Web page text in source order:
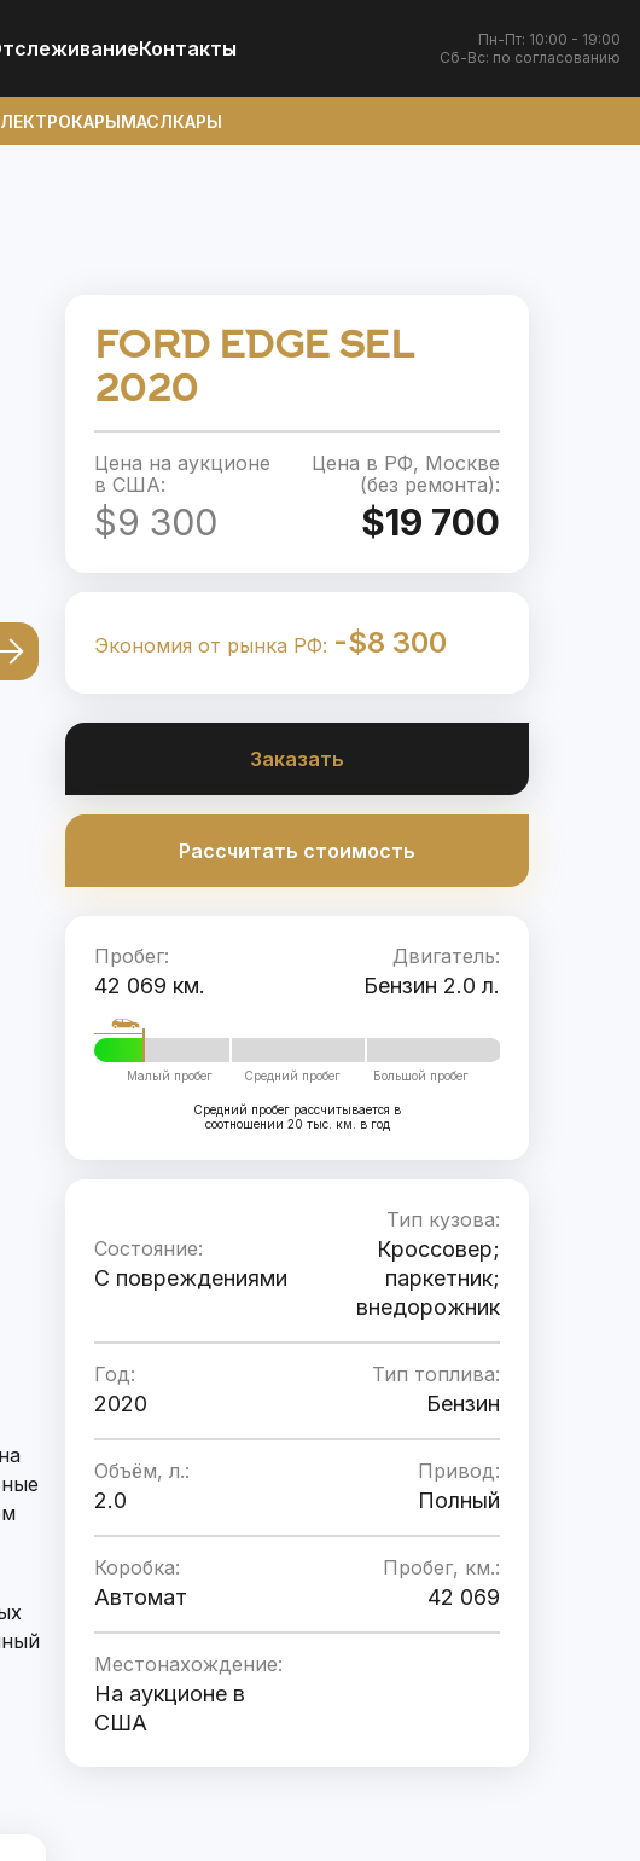
Контакты
Пн-Пт: 10:00 - 19:00
Сб-Вс: по согласованию
МАСЛКАРЫ
FORD EDGE SEL
2020
Цена на аукционе
в США:
$9 300
Цена в РФ, Москве
(без ремонта):
$19 700
Экономия от рынка РФ: -$8 300
Заказать
Рассчитать стоимость
Пробег:
42 069 км.
Двигатель:
Бензин 2.0 л.
Малый пробег Средний пробег Большой пробег
Средний пробег рассчитывается в
соотношении 20 тыс. км. в год
Состояние:
C повреждениями
Тип кузова:
Кроссовер;
паркетник;
внедорожник
Год:
2020
Тип топлива:
Бензин
Объём, л.:
2.0
Привод:
Полный
Коробка:
Автомат
Пробег, км.:
42 069
Местонахождение:
На аукционе в
США